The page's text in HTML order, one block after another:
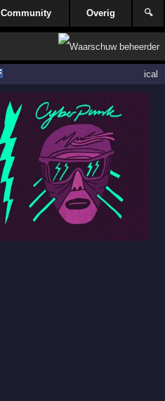
Community Overig 🔍
ical